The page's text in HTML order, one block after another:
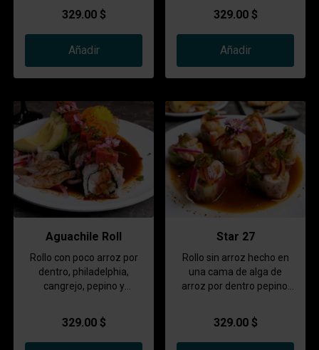
pulpo, cebolla, pepino,
salsa de mango y
cangrejo frito.
329.00 $
Añadir
con spicy de atún, salsa
cítrica y betabel frito. En
espejo de aderezo de
cilantro.
329.00 $
Añadir
Aguachile Roll
Rollo con poco arroz por
dentro, philadelphia,
cangrejo, pepino y
fuera, forrado de
camarón curtido. Topping
de trozos de atún fresco
329.00 $
Star 27
Rollo sin arroz hecho en
una cama de alga de
arroz por dentro pepino,
camarón, pulpo y atún.
Coronado con camarón
curtido, cebolla juliana,
329.00 $